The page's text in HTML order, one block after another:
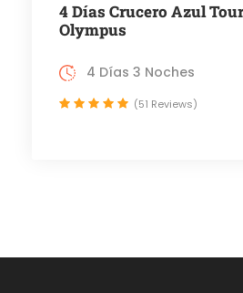
4 Días Crucero Azul
Olympus
4 Días 3 Noches
(51 Reviews)